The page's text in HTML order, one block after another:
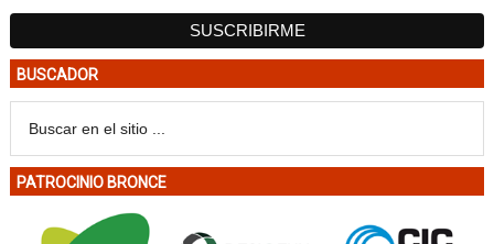
BUSCADOR
PATROCINIO BRONCE